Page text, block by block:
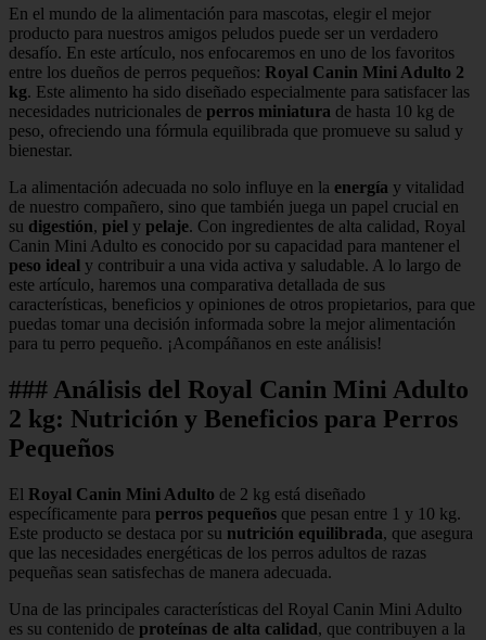
En el mundo de la alimentación para mascotas, elegir el mejor
producto para nuestros amigos peludos puede ser un verdadero
desafío. En este artículo, nos enfocaremos en uno de los favoritos
entre los dueños de perros pequeños: Royal Canin Mini Adulto 2
kg. Este alimento ha sido diseñado especialmente para satisfacer las
necesidades nutricionales de perros miniatura de hasta 10 kg de
peso, ofreciendo una fórmula equilibrada que promueve su salud y
bienestar.
La alimentación adecuada no solo influye en la energía y vitalidad
de nuestro compañero, sino que también juega un papel crucial en
su digestión, piel y pelaje. Con ingredientes de alta calidad, Royal
Canin Mini Adulto es conocido por su capacidad para mantener el
peso ideal y contribuir a una vida activa y saludable. A lo largo de
este artículo, haremos una comparativa detallada de sus
características, beneficios y opiniones de otros propietarios, para que
puedas tomar una decisión informada sobre la mejor alimentación
para tu perro pequeño. ¡Acompáñanos en este análisis!
### Análisis del Royal Canin Mini Adulto
2 kg: Nutrición y Beneficios para Perros
Pequeños
El Royal Canin Mini Adulto de 2 kg está diseñado
específicamente para perros pequeños que pesan entre 1 y 10 kg.
Este producto se destaca por su nutrición equilibrada, que asegura
que las necesidades energéticas de los perros adultos de razas
pequeñas sean satisfechas de manera adecuada.
Una de las principales características del Royal Canin Mini Adulto
es su contenido de proteínas de alta calidad, que contribuyen a la